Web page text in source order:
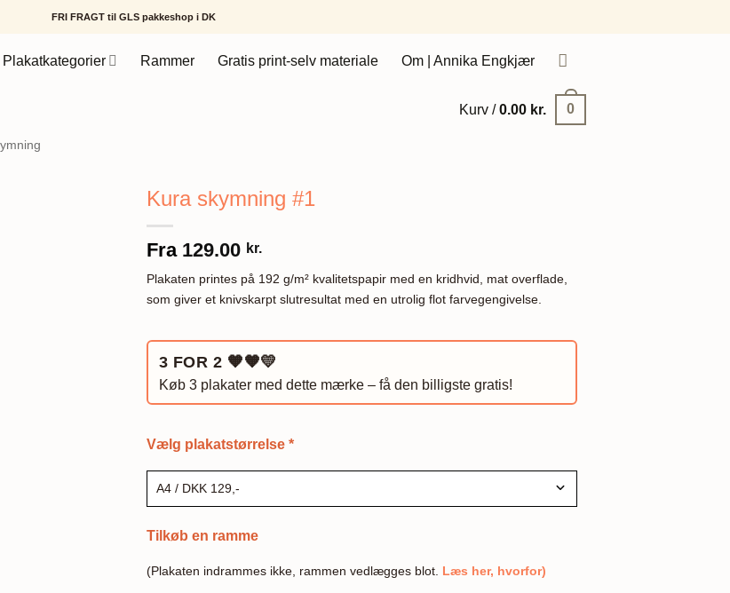
FRI FRAGT til GLS pakkeshop i DK
Plakatkategorier Rammer Gratis print-selv materiale Om | Annika Engkjær
Kurv /0.00 kr. 0
Kura skymning #1
Fra 129.00 kr.
Plakaten printes på 192 g/m² kvalitetspapir med en kridhvid, mat overflade,
som giver et knivskarpt slutresultat med en utrolig flot farvegengivelse.
3 FOR 2 🧡🧡💛
Køb 3 plakater med dette mærke – få den billigste gratis!
Vælg plakatstørrelse *
Tilkøb en ramme
(Plakaten indrammes ikke, rammen vedlægges blot. Læs her, hvorfor)